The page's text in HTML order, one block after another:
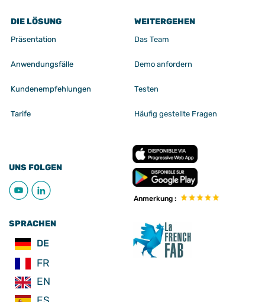
DIE LÖSUNG
Präsentation
Anwendungsfälle
Kundenempfehlungen
Tarife
WEITERGEHEN
Das Team
Demo anfordern
Testen
Häufig gestellte Fragen
UNS FOLGEN
SPRACHEN
DE
FR
EN
Anmerkung :